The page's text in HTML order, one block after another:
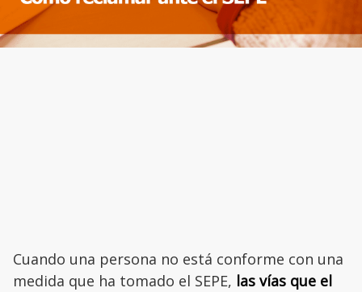
Cuando una persona no está conforme con una
medida que ha tomado el SEPE, las vías que el